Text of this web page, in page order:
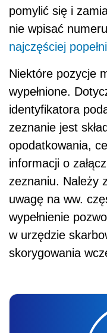
pomylić się i
nie wpisać
najczęściej
Niektóre pozycje
wypełnione.
identyfikatora
zeznanie jest
opodatkowania,
informacji o
zeznaniu. Należy
uwagę na ww.
wypełnienie
w urzędzie
skorygowania